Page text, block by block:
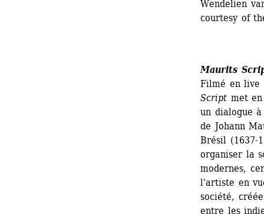
Wendelien
courtesy of
Maurits
Filmé en live
Script met
un dialogue
de Johann
Brésil (1637-
organiser la
modernes,
l'artiste en
société,
entre les